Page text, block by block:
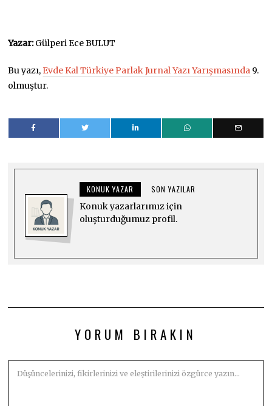
Yazar:Gülperi Ece BULUT
Bu yazı, Evde Kal Türkiye Parlak Jurnal Yazı Yarışmasında 9.
olmuştur.
KONUK YAZAR SON YAZILAR
Konuk yazarlarımız için
oluşturduğumuz profil.
YORUM BIRAKIN